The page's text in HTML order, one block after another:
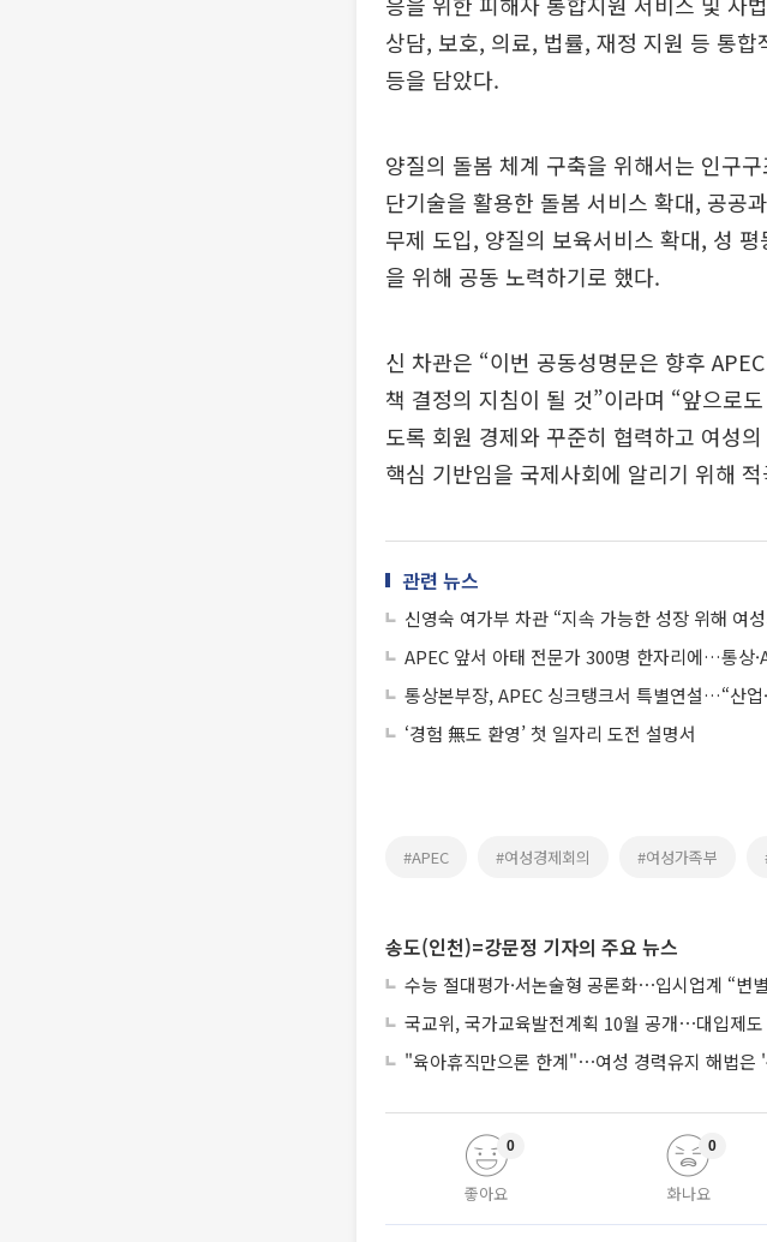
상담, 보호, 의료, 법률, 재정 지원 등 통
등을 담았다.
양질의 돌봄 체계 구축을 위해서는 인구
단기술을 활용한 돌봄 서비스 확대, 공공
무제 도입, 양질의 보육서비스 확대, 성
을 위해 공동 노력하기로 했다.
신 차관은 “이번 공동성명문은 향후
책 결정의 지침이 될 것”이라며 “앞으로
도록 회원 경제와 꾸준히 협력하고 여성
핵심 기반임을 국제사회에 알리기 위해
관련 뉴스
신영숙 여가부 차관 “지속 가능한 성장 위해 여
APEC 앞서 아태 전문가 300명 한자리에…통상
통상본부장, APEC 싱크탱크서 특별연설…“산업
‘경험 無도 환영’ 첫 일자리 도전 설명서
#APEC #여성경제회의 #여성가족부
송도(인천)=강문정 기자의 주요 뉴스
수능 절대평가·서논술형 공론화⋯입시업계 “변
국교위, 국가교육발전계획 10월 공개⋯대입제도
"육아휴직만으론 한계"⋯여성 경력유지 해법은 '
좋아요
0
화나요
0